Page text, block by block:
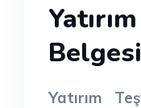
Yatırım